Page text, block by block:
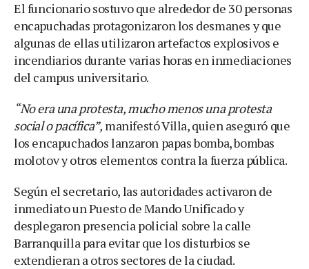
El funcionario sostuvo que alrededor de 30 personas
encapuchadas protagonizaron los desmanes y que
algunas de ellas utilizaron artefactos explosivos e
incendiarios durante varias horas en inmediaciones
del campus universitario.
“No era una protesta, mucho menos una protesta
social o pacífica”, manifestó Villa, quien aseguró que
los encapuchados lanzaron papas bomba, bombas
molotov y otros elementos contra la fuerza pública.
Según el secretario, las autoridades activaron de
inmediato un Puesto de Mando Unificado y
desplegaron presencia policial sobre la calle
Barranquilla para evitar que los disturbios se
extendieran a otros sectores de la ciudad.